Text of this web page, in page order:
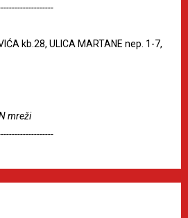
kb.28, ULICA MARTANE nep. 1-7,
mreži